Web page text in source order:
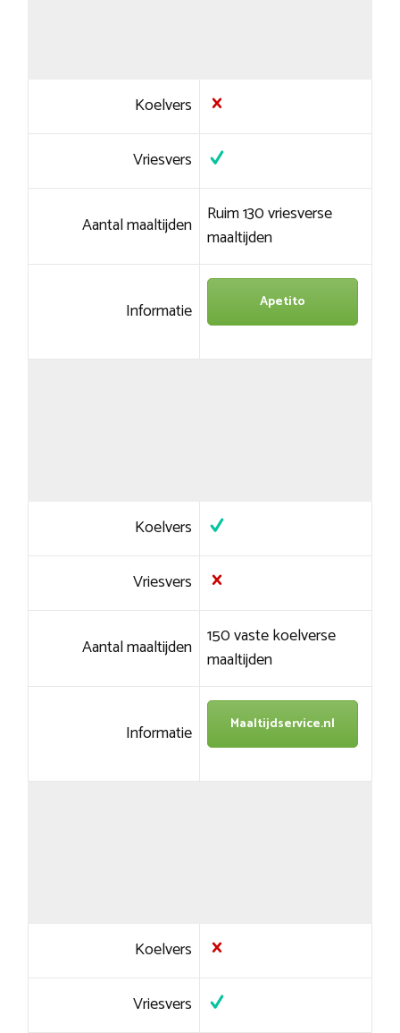
Koelvers
Vriesvers
Aantal maaltijden Ruim 130 vriesverse
maaltijden
Informatie Apetito
Koelvers
Vriesvers
Aantal maaltijden 150 vaste koelverse
maaltijden
Informatie Maaltijdservice.nl
Koelvers
Vriesvers